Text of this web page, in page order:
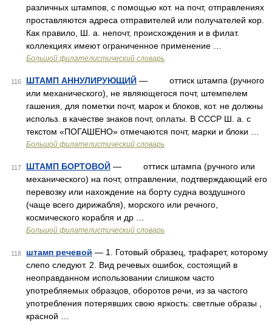
различных штампов, с помощью кот. на почт, отправлениях
проставляются адреса отправителей или получателей кор.
Как правило, Ш. а. непочт, происхождения и в филат.
коллекциях имеют ограниченное применение …
Большой филателистический словарь
116 ШТАМП АННУЛИРУЮЩИЙ — оттиск штампа (ручного
или механического), не являющегося почт, штемпелем
гашения, для пометки почт, марок и блоков, кот. не должны
использ. в качестве знаков почт, оплаты. В СССР Ш. а. с
текстом «ПОГАШЕНО» отмечаются почт, марки и блоки …
Большой филателистический словарь
117 ШТАМП БОРТОВОЙ — оттиск штампа (ручного или
механического) на почт, отправлении, подтверждающий его
перевозку или нахождение на борту судна воздушного
(чаще всего дирижабля), морского или речного,
космического корабля и др …
Большой филателистический словарь
118 штамп речевой — 1. Готовый образец, трафарет, которому
слепо следуют. 2. Вид речевых ошибок, состоящий в
неоправданном использовании слишком часто
употребляемых образцов, оборотов речи, из за частого
употребления потерявших свою яркость: светлые образы ,
красной …